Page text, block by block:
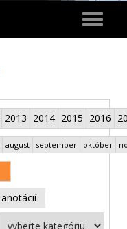
Toggle
2013 2014 2015 2016
august september október